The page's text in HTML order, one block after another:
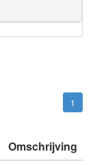
1
Omschrijving